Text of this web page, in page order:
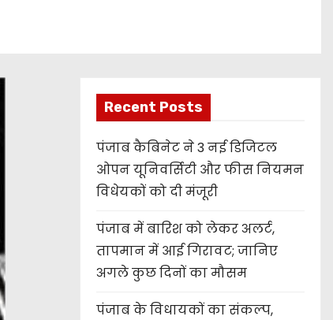
Recent Posts
पंजाब कैबिनेट ने 3 नई डिजिटल
ओपन यूनिवर्सिटी और फीस नियमन
विधेयकों को दी मंजूरी
पंजाब में बारिश को लेकर अलर्ट,
तापमान में आई गिरावट; जानिए
अगले कुछ दिनों का मौसम
पंजाब के विधायकों का संकल्प,